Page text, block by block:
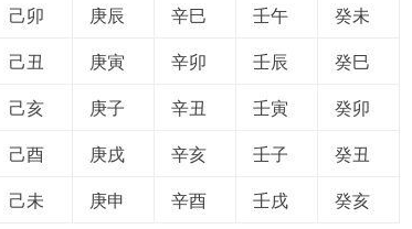
己卯 庚辰 辛巳 壬午 癸未
己丑 庚寅 辛卯 壬辰 癸巳
己亥 庚子 辛丑 壬寅 癸卯
己酉 庚戌 辛亥 壬子 癸丑
己未 庚申 辛酉 壬戌 癸亥